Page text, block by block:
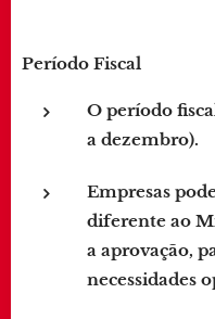
Período Fiscal
O período
a dezembro).
Empresas
diferente ao
a aprovação,
necessidades